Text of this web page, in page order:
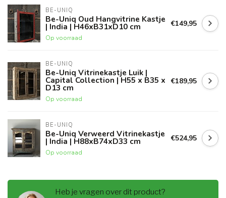
BE-UNIQ
Be-Uniq Oud Hangvitrine Kastje
| India | H46xB31xD10 cm
Op voorraad
€149,95
BE-UNIQ
Be-Uniq Vitrinekastje Luik |
Capital Collection | H55 x B35 x
D13 cm
Op voorraad
€189,95
BE-UNIQ
Be-Uniq Verweerd Vitrinekastje
| India | H88xB74xD33 cm
Op voorraad
€524,95
Heb je vragen over dit product?